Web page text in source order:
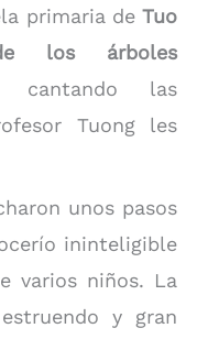
primaria deTuo
los árboles
cantando las
Tuong les
unos pasos
ininteligible
varios niños. La
y gran